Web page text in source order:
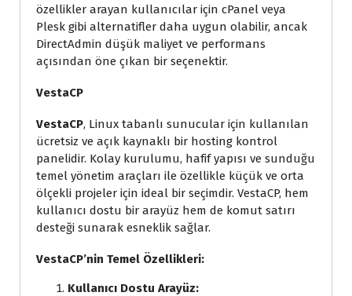
özellikler arayan kullanıcılar için cPanel veya
Plesk gibi alternatifler daha uygun olabilir, ancak
DirectAdmin düşük maliyet ve performans
açısından öne çıkan bir seçenektir.
VestaCP
VestaCP, Linux tabanlı sunucular için kullanılan
ücretsiz ve açık kaynaklı bir hosting kontrol
panelidir. Kolay kurulumu, hafif yapısı ve sunduğu
temel yönetim araçları ile özellikle küçük ve orta
ölçekli projeler için ideal bir seçimdir. VestaCP, hem
kullanıcı dostu bir arayüz hem de komut satırı
desteği sunarak esneklik sağlar.
VestaCP’nin Temel Özellikleri:
Kullanıcı Dostu Arayüz: